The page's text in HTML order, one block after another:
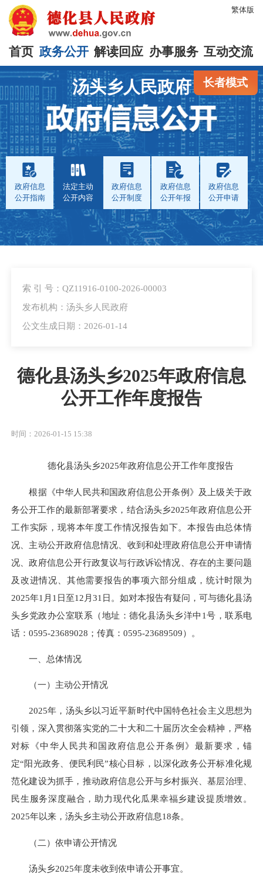
繁体版
首页 政务公开 解读回应 办事服务 互动交流
长者模式
汤头乡人民政府
政府信息
公开指南
法定主动
公开内容
政府信息
公开制度
政府信息
公开年报
政府信息
公开申请
索 引 号：QZ11916-0100-2026-00003
发布机构：汤头乡人民政府
公文生成日期：2026-01-14
德化县汤头乡2025年政府信息
公开工作年度报告
时间：2026-01-15 15:38
德化县汤头乡2025年政府信息公开工作年度报告
根据《中华人民共和国政府信息公开条例》及上级关于政
务公开工作的最新部署要求，结合汤头乡2025年政府信息公开
工作实际，现将本年度工作情况报告如下。本报告由总体情
况、主动公开政府信息情况、收到和处理政府信息公开申请情
况、政府信息公开行政复议与行政诉讼情况、存在的主要问题
及改进情况、其他需要报告的事项六部分组成，统计时限为
2025年1月1日至12月31日。如对本报告有疑问，可与德化县汤
头乡党政办公室联系（地址：德化县汤头乡洋中1号，联系电
话： 0595-23689028 ；传真： 0595-23689509）。
一、总体情况
（一）主动公开情况
2025年，汤头乡以习近平新时代中国特色社会主义思想为
引领，深入贯彻落实党的二十大和二十届历次全会精神，严格
对标《中华人民共和国政府信息公开条例》最新要求，锚
定“阳光政务、便民利民”核心目标，以深化政务公开标准化规
范化建设为抓手，推动政府信息公开与乡村振兴、基层治理、
民生服务深度融合，助力现代化瓜果幸福乡建设提质增效。
2025年以来，汤头乡主动公开政府信息18条。
（二）依申请公开情况
汤头乡2025年度未收到依申请公开事宜。